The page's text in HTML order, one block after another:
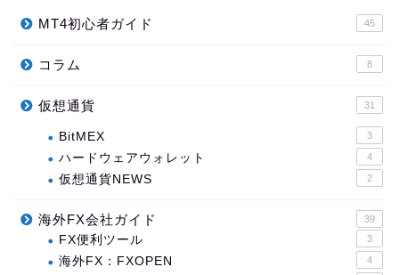
MT4初心者ガイド 45
コラム 8
仮想通貨 31
BitMEX 3
ハードウェアウォレット 4
仮想通貨NEWS 2
海外FX会社ガイド 39
FX便利ツール 3
海外FX：FXOPEN 4